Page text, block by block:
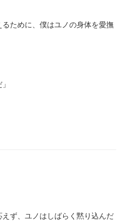
ために、僕はユノの身体を愛撫
ず、ユノはしばらく黙り込んだ